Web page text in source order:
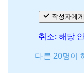
작성자에
취소: 해당
다른 20명이